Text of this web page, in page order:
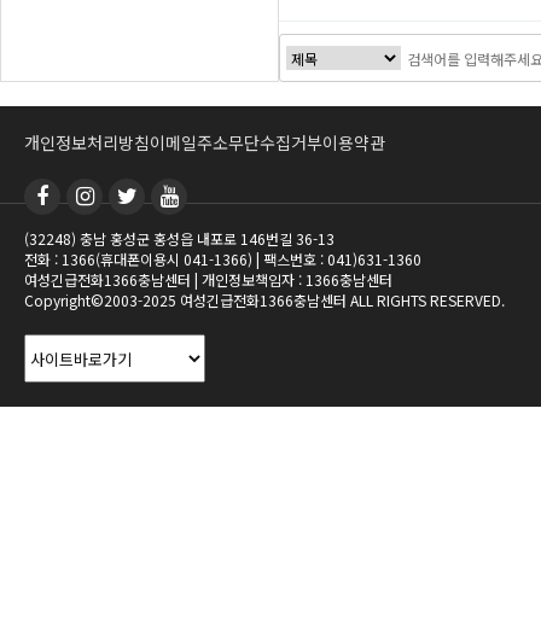
개인정보처리방침이메일주소무단수집거부이용약관
(32248) 충남 홍성군 홍성읍 내포로 146번길 36-13
전화 : 1366(휴대폰이용시 041-1366) | 팩스번호 : 041)631-1360
여성긴급전화1366충남센터 | 개인정보책임자 : 1366충남센터
Copyright©2003-2025 여성긴급전화1366충남센터 ALL RIGHTS RESERVED.